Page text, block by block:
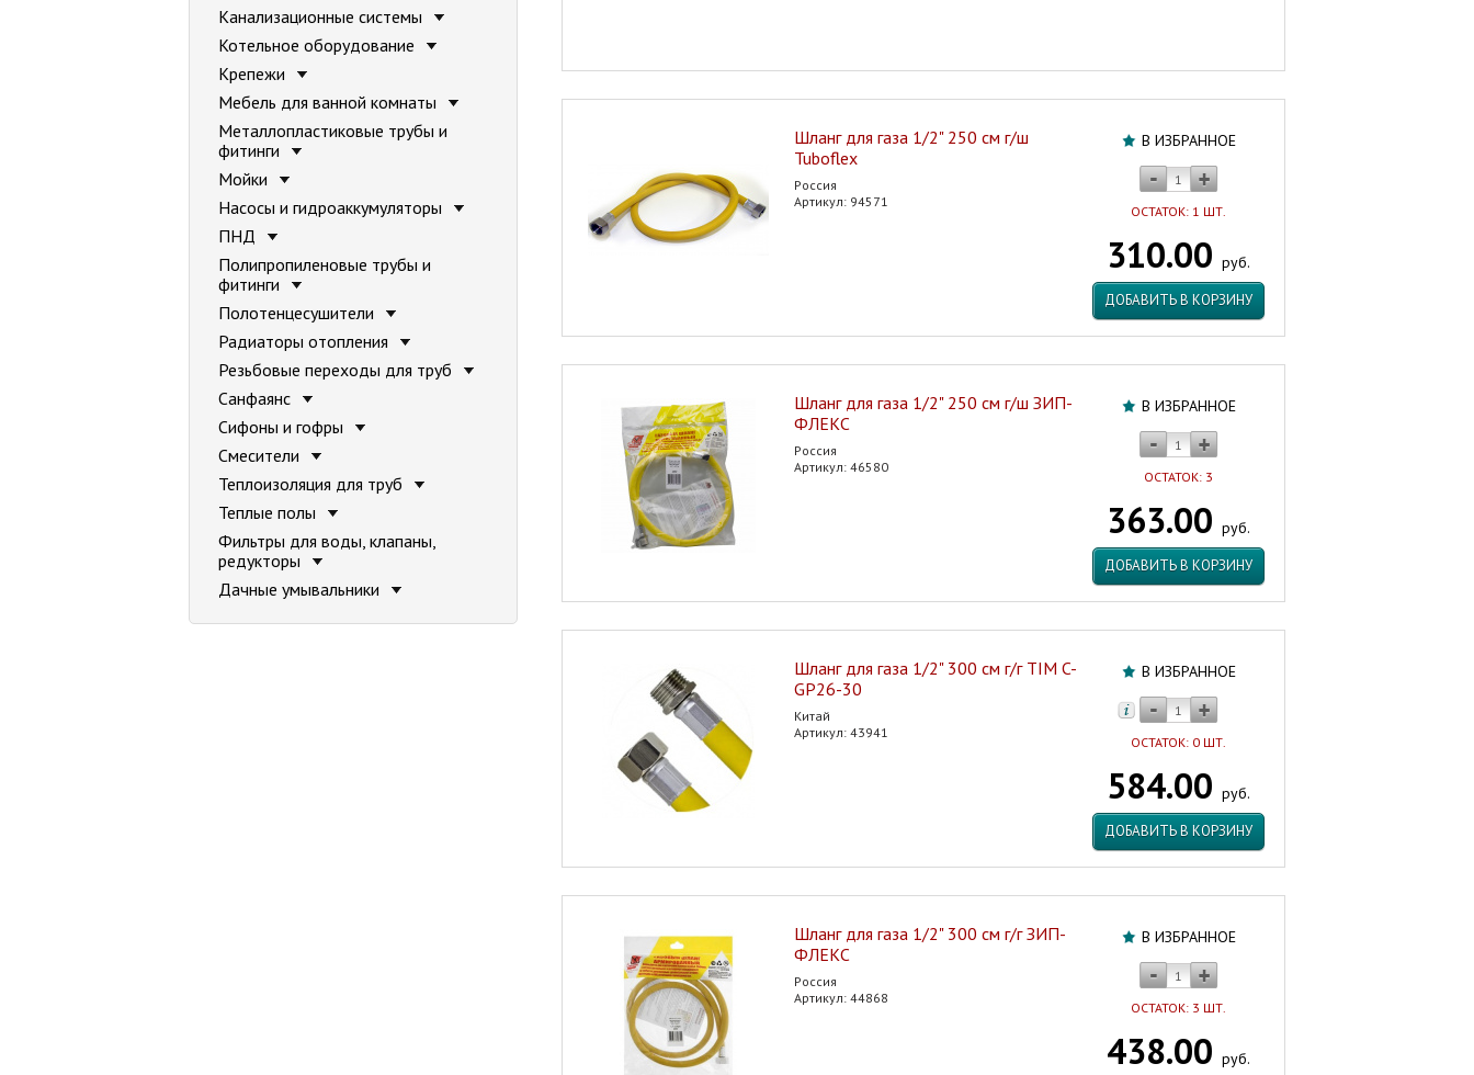
В ИЗБРАННОЕ
ОСТАТОК: 1 ШТ.
310.00 руб.
ДОБАВИТЬ В КОРЗИНУ
Шланг для газа 1/2" 250 см г/ш
Tuboflex
Россия
Артикул: 94571
В ИЗБРАННОЕ
ОСТАТОК: 3
363.00 руб.
ДОБАВИТЬ В КОРЗИНУ
Шланг для газа 1/2" 250 см г/ш ЗИП-
ФЛЕКС
Россия
Артикул: 46580
В ИЗБРАННОЕ
ОСТАТОК: 0 ШТ.
584.00 руб.
ДОБАВИТЬ В КОРЗИНУ
Шланг для газа 1/2" 300 см г/г TIM C-
GP26-30
Китай
Артикул: 43941
В ИЗБРАННОЕ
ОСТАТОК: 3 ШТ.
438.00 руб.
Шланг для газа 1/2" 300 см г/г ЗИП-
ФЛЕКС
Россия
Артикул: 44868
Канализационные системы
Котельное оборудование
Крепежи
Мебель для ванной комнаты
Металлопластиковые трубы и
фитинги
Мойки
Насосы и гидроаккумуляторы
ПНД
Полипропиленовые трубы и
фитинги
Полотенцесушители
Радиаторы отопления
Резьбовые переходы для труб
Санфаянс
Сифоны и гофры
Смесители
Теплоизоляция для труб
Теплые полы
Фильтры для воды, клапаны,
редукторы
Дачные умывальники